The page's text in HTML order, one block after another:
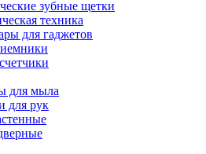
зубные щетки
техника
для гаджетов
для мыла
для рук